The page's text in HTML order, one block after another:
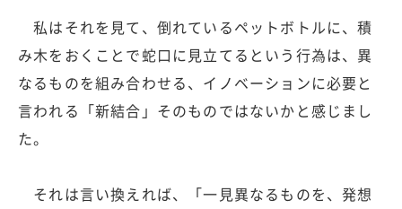
私はそれを見て、倒れているペットボトルに、積
み木をおくことで蛇口に見立てるという行為は、異
なるものを組み合わせる、イノベーションに必要と
言われる「新結合」そのものではないかと感じまし
た。
それは言い換えれば、「一見異なるものを、発想